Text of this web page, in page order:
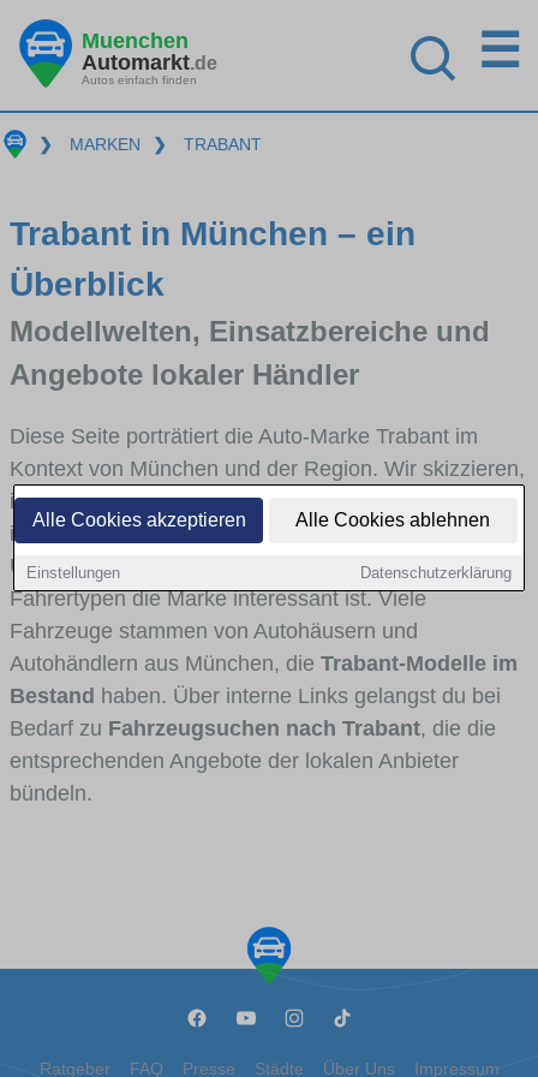
Alle Cookies akzeptieren Alle Cookies ablehnen
Einstellungen Datenschutzerklärung
Muenchen
Automarkt.de
Autos einfach finden
☰
❯ MARKEN ❯ TRABANT
Trabant in München – ein
Überblick
Modellwelten, Einsatzbereiche und
Angebote lokaler Händler
Diese Seite porträtiert die Auto-Marke Trabant im
Kontext von München und der Region. Wir skizzieren,
in welchen Fahrzeugklassen Trabant stark vertreten
ist, welche Modellreihen häufig im Stadt- und
Umlandverkehr zu sehen sind und für welche
Fahrertypen die Marke interessant ist. Viele
Fahrzeuge stammen von Autohäusern und
Autohändlern aus München, die Trabant-Modelle im
Bestand haben. Über interne Links gelangst du bei
Bedarf zu Fahrzeugsuchen nach Trabant, die die
entsprechenden Angebote der lokalen Anbieter
bündeln.
Ratgeber FAQ Presse Städte Über Uns Impressum